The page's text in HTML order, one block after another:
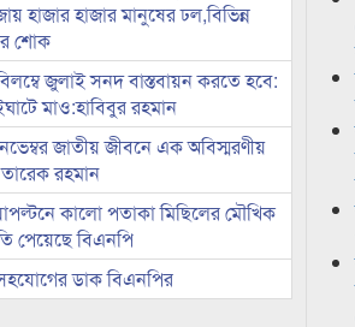
হাজার হাজার মানুষের ঢল,বিভিন্ন
শোক
জুলাই সনদ বাস্তবায়ন করতে হবে:
মাও:হাবিবুর রহমান
জাতীয় জীবনে এক অবিস্মরণীয়
রহমান
কালো পতাকা মিছিলের মৌখিক
পেয়েছে বিএনপি
ডাক বিএনপির